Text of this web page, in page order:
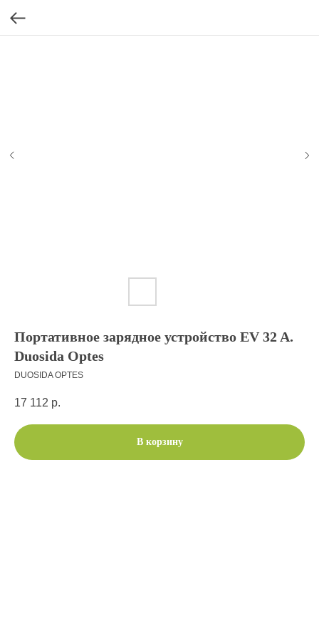
Портативное зарядное устройство EV 32 A.
Duosida Optes
DUOSIDA OPTES
17 112 р.
В корзину